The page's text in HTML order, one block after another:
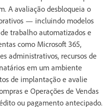
A avaliação desbloqueia o
— incluindo modelos
trabalho automatizados e
como Microsoft 365,
administrativos, recursos de
em um ambiente
de implantação e avalie
e Operações de Vendas
ou pagamento antecipado.